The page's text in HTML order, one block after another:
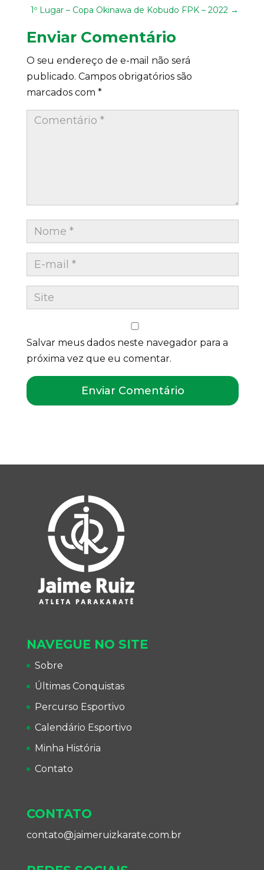
1º Lugar – Copa Okinawa de Kobudo FPK – 2022 →
Enviar Comentário
O seu endereço de e-mail não será
publicado. Campos obrigatórios são
marcados com *
Salvar meus dados neste navegador para a
próxima vez que eu comentar.
NAVEGUE NO SITE
Sobre
Últimas Conquistas
Percurso Esportivo
Calendário Esportivo
Minha História
Contato
CONTATO
contato@jaimeruizkarate.com.br